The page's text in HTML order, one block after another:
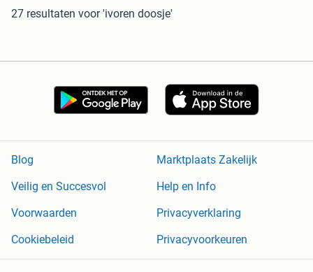
27 resultaten voor 'ivoren doosje'
Blog
Marktplaats Zakelijk
Veilig en Succesvol
Help en Info
Voorwaarden
Privacyverklaring
Cookiebeleid
Privacyvoorkeuren